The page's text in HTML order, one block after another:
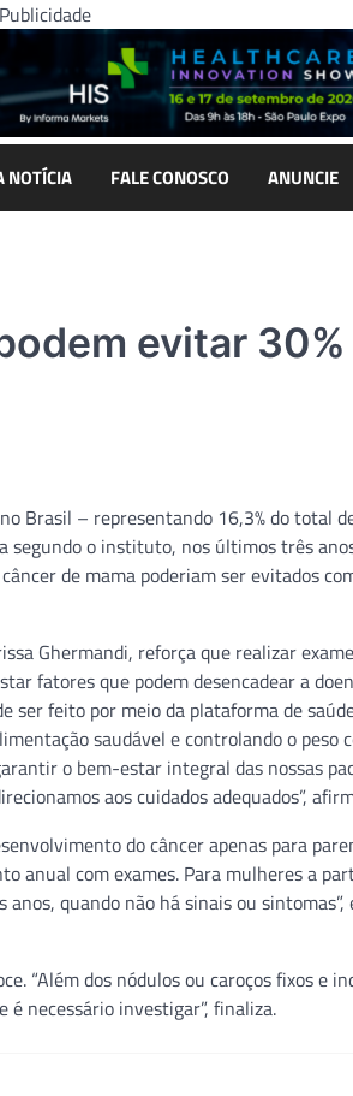
Publicidade
NOTÍCIA FALE CONOSCO ANUNCIE
evitar
Brasil – representando 16,3% do total
segundo o instituto, nos últimos três
de mama poderiam ser evitados
Ghermandi, reforça que realizar
fatores que podem desencadear a
ser feito por meio da plataforma de
saudável e controlando o peso
o bem-estar integral das nossas
aos cuidados adequados”,
do câncer apenas para
anual com exames. Para mulheres a
quando não há sinais ou sintomas”,
“Além dos nódulos ou caroços fixos e
é necessário investigar”, finaliza.